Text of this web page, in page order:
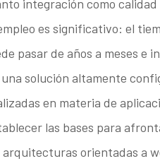
integración como
es significativo: el
pasar de años a meses e
solución altamente
en materia de
las bases para
orientadas a